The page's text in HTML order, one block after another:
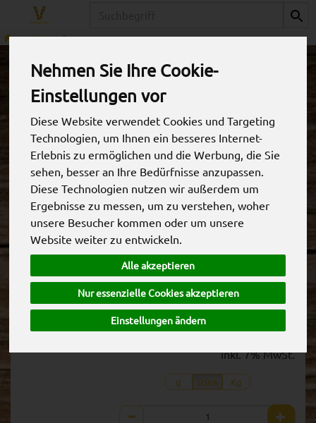
Nehmen Sie Ihre Cookie-
Einstellungen vor
Diese Website verwendet Cookies und Targeting
Technologien, um Ihnen ein besseres Internet-
Erlebnis zu ermöglichen und die Werbung, die Sie
sehen, besser an Ihre Bedürfnisse anzupassen.
Diese Technologien nutzen wir außerdem um
Ergebnisse zu messen, um zu verstehen, woher
unsere Besucher kommen oder um unsere
Website weiter zu entwickeln.
Alle akzeptieren
Nur essenzielle Cookies akzeptieren
Einstellungen ändern
Obst Exoten
Physalis
23,95 € * / kg
2,40 € / Stk
inkl. 7% MwSt.
g Stück Kg
Anzahl